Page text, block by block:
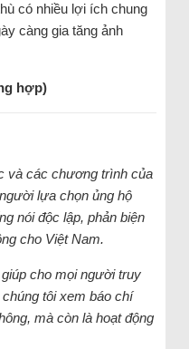
có nhiều lợi ích chung
càng gia tăng ảnh
hợp)
và các chương trình của
lựa chọn ủng hộ
nói độc lập, phản biện
cho Việt Nam.
cho mọi người truy
tôi xem báo chí
mà còn là hoạt động